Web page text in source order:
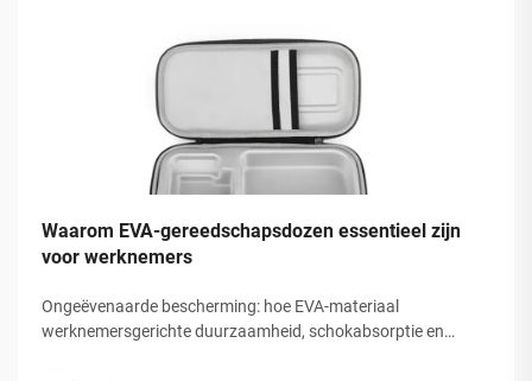
Waarom EVA-gereedschapsdozen essentieel zijn
voor werknemers
Ongeëvenaarde bescherming: hoe EVA-materiaal
werknemersgerichte duurzaamheid, schokabsorptie en